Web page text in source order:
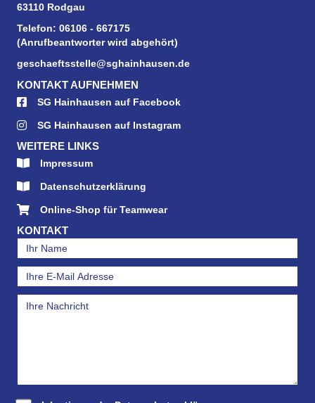
63110 Rodgau
Telefon: 06106 - 667175
(Anrufbeantworter wird abgehört)
geschaeftsstelle@sghainhausen.de
KONTAKT AUFNEHMEN
SG Hainhausen auf Facebook
SG Hainhausen auf Instagram
WEITERE LINKS
Impressum
Datenschutzerklärung
Online-Shop für Teamwear
KONTAKT